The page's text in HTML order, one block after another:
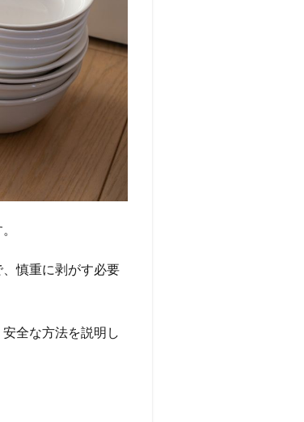
慎重に剥がす必要
全な方法を説明し